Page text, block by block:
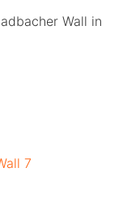
Wall in
7